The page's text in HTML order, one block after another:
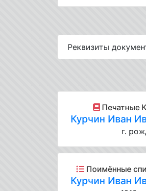
Реквизиты
Печатные
Курчин Иван
г.
Поимённые
Курчин Иван